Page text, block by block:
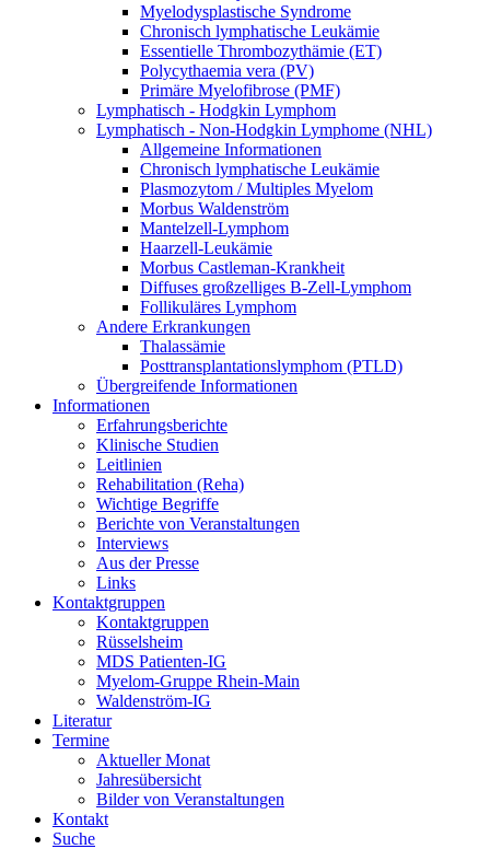
Myelodysplastische Syndrome
Chronisch lymphatische Leukämie
Essentielle Thrombozythämie (ET)
Polycythaemia vera (PV)
Primäre Myelofibrose (PMF)
Lymphatisch - Hodgkin Lymphom
Lymphatisch - Non-Hodgkin Lymphome (NHL)
Allgemeine Informationen
Chronisch lymphatische Leukämie
Plasmozytom / Multiples Myelom
Morbus Waldenström
Mantelzell-Lymphom
Haarzell-Leukämie
Morbus Castleman-Krankheit
Diffuses großzelliges B-Zell-Lymphom
Follikuläres Lymphom
Andere Erkrankungen
Thalassämie
Posttransplantationslymphom (PTLD)
Übergreifende Informationen
Informationen
Erfahrungsberichte
Klinische Studien
Leitlinien
Rehabilitation (Reha)
Wichtige Begriffe
Berichte von Veranstaltungen
Interviews
Aus der Presse
Links
Kontaktgruppen
Kontaktgruppen
Rüsselsheim
MDS Patienten-IG
Myelom-Gruppe Rhein-Main
Waldenström-IG
Literatur
Termine
Aktueller Monat
Jahresübersicht
Bilder von Veranstaltungen
Kontakt
Suche